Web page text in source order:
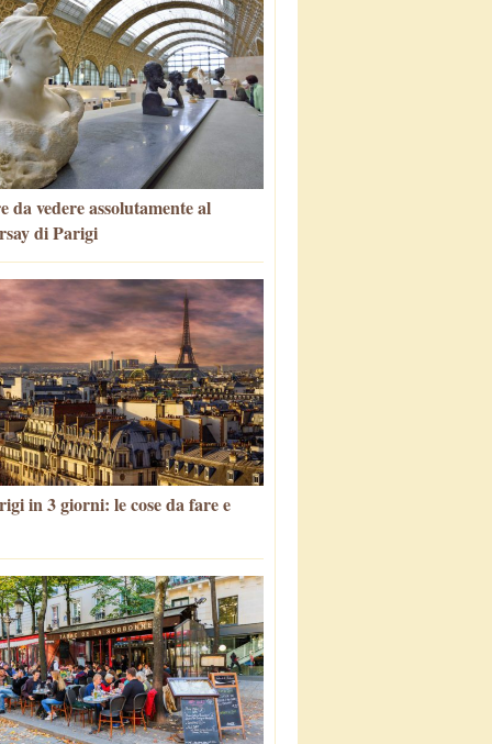
da vedere assolutamente al
di Parigi
in 3 giorni: le cose da fare e